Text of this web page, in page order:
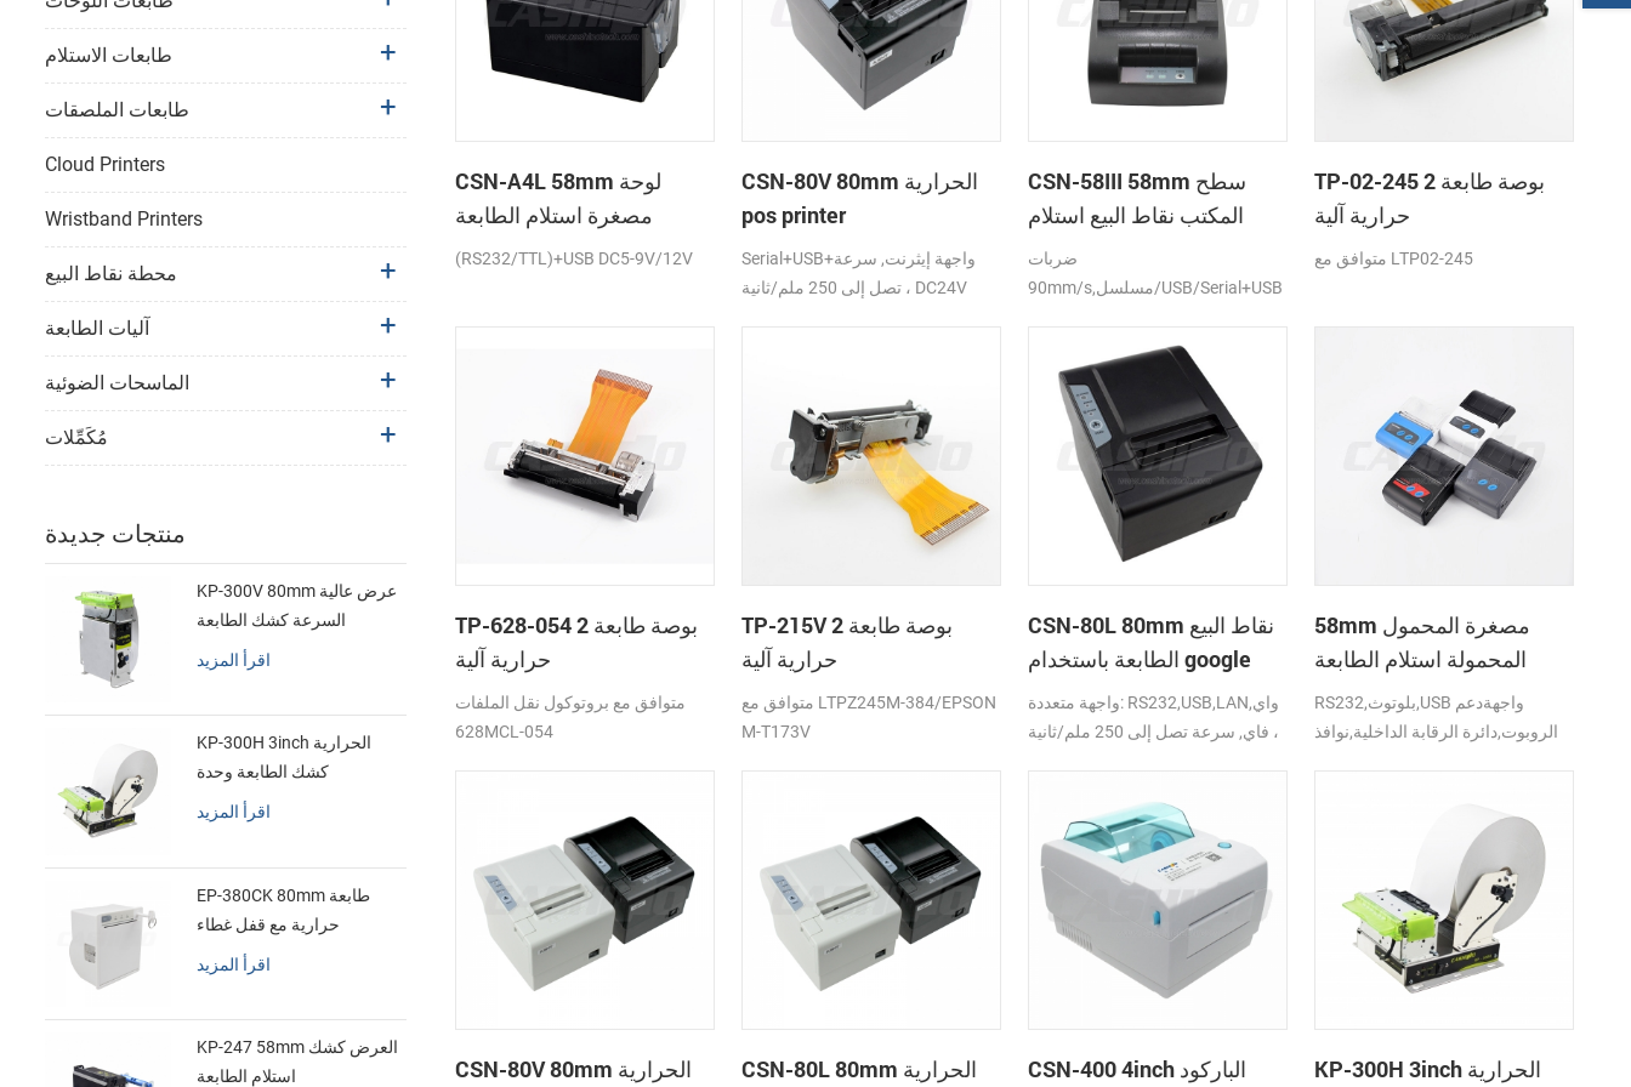
CSN-A4L 58mm لوحة
مصغرة استلام الطابعة
الحرارية
(RS232/TTL)+USB DC5-9V/12V
CSN-80V 80mm الحرارية
pos printer
Serial+USB+واجهة إيثرنت, سرعة
تصل إلى 250 ملم/ثانية ، DC24V
CSN-58III 58mm سطح
المكتب نقاط البيع استلام
الطابعة الحرارية
ضربات
90mm/s,مسلسل/USB/Serial+USB
TP-02-245 2 بوصة طابعة
حرارية آلية
متوافق مع LTP02-245
TP-628-054 2 بوصة طابعة
حرارية آلية
متوافق مع بروتوكول نقل الملفات
628MCL-054
TP-215V 2 بوصة طابعة
حرارية آلية
متوافق مع LTPZ245M-384/EPSON
M-T173V
CSN-80L 80mm نقاط البيع
الطابعة باستخدام google
cloud print
واجهة متعددة: RS232,USB,LAN,واي
فاي, سرعة تصل إلى 250 ملم/ثانية ،
58mm مصغرة المحمول
المحمولة استلام الطابعة
الحرارية المحمول/الكمبيوتر
المحمول/الكمبيوتر اللوحي
RS232,بلوتوث,USB واجهةدعم
الروبوت,دائرة الرقابة الداخلية,نوافذ
CSN-80V 80mm الحرارية
CSN-80L 80mm الحرارية
CSN-400 4inch الباركود
KP-300H 3inch الحرارية
طابعات الاستلام
طابعات الملصقات
Cloud Printers
Wristband Printers
محطة نقاط البيع
آليات الطابعة
الماسحات الضوئية
مُكَمِّلات
منتجات جديدة
KP-300V 80mm عرض عالية
السرعة كشك الطابعة
الحرارية
اقرأ المزيد
KP-300H 3inch الحرارية
كشك الطابعة وحدة
اقرأ المزيد
EP-380CK 80mm طابعة
حرارية مع قفل غطاء
اقرأ المزيد
KP-247 58mm العرض كشك
استلام الطابعة